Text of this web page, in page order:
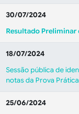
30/07/2024
Resultado Preliminar
18/07/2024
Sessão pública de
notas da Prova Prática
25/06/2024